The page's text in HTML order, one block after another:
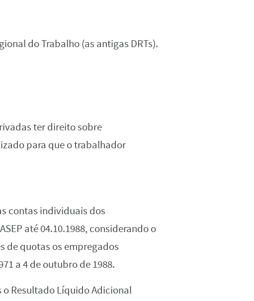
do Trabalho (as antigas DRTs).
ter direito sobre
para que o trabalhador
contas individuais dos
até 04.10.1988, considerando o
de quotas os empregados
a 4 de outubro de 1988.
o Resultado Líquido Adicional